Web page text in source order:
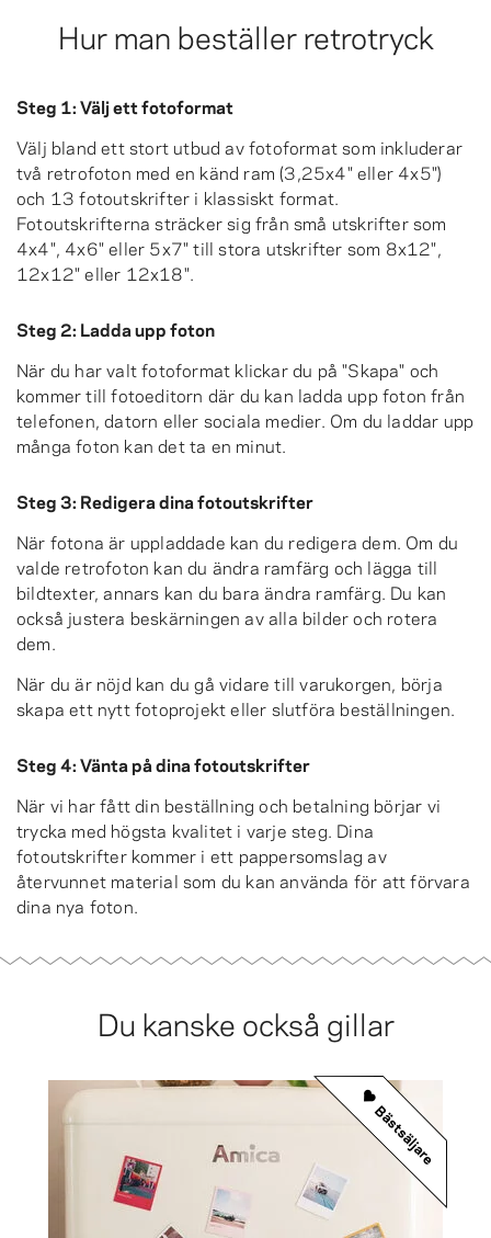
Hur man beställer retrotryck
Steg 1: Välj ett fotoformat
Välj bland ett stort utbud av fotoformat som inkluderar
två retrofoton med en känd ram (3,25x4" eller 4x5")
och 13 fotoutskrifter i klassiskt format.
Fotoutskrifterna sträcker sig från små utskrifter som
4x4", 4x6" eller 5x7" till stora utskrifter som 8x12",
12x12" eller 12x18".
Steg 2: Ladda upp foton
När du har valt fotoformat klickar du på "Skapa" och
kommer till fotoeditorn där du kan ladda upp foton från
telefonen, datorn eller sociala medier. Om du laddar upp
många foton kan det ta en minut.
Steg 3: Redigera dina fotoutskrifter
När fotona är uppladdade kan du redigera dem. Om du
valde retrofoton kan du ändra ramfärg och lägga till
bildtexter, annars kan du bara ändra ramfärg. Du kan
också justera beskärningen av alla bilder och rotera
dem.
När du är nöjd kan du gå vidare till varukorgen, börja
skapa ett nytt fotoprojekt eller slutföra beställningen.
Steg 4: Vänta på dina fotoutskrifter
När vi har fått din beställning och betalning börjar vi
trycka med högsta kvalitet i varje steg. Dina
fotoutskrifter kommer i ett pappersomslag av
återvunnet material som du kan använda för att förvara
dina nya foton.
Du kanske också gillar
Bästsäljare